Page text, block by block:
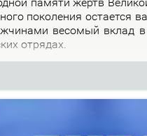
па­мя­ти жертв
по­ко­ле­ния
ве­со­мый вклад
от­ря­дах.